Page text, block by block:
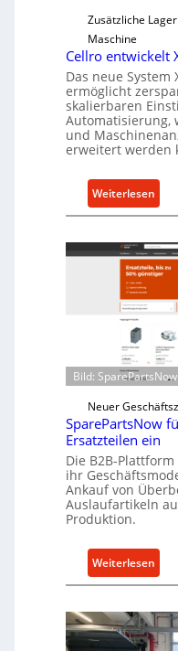
r
s
t
s
c
u
t
z
f
ü
r
i
i
r
k
t
A
n
t
i
e
b
Zusätzliche
Maschine
Cellro entwickelt
Das neue System
ermöglicht
skalierbaren
Automatisierung,
und
erweitert werden
Weiterlesen:
C
l
l
n
t
w
i
c
k
e
l
t
-
l
a
Bild:
Neuer
SparePartsNow
Ersatzteilen ein
Die B2B-
ihr
Ankauf von
Auslaufartikeln
Produktion.
Weiterlesen:
S
a
r